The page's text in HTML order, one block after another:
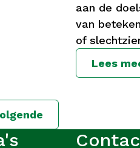
aan de
van
of
Lees